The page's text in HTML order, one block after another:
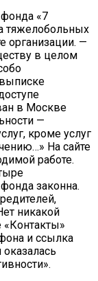
«7
тяжелобольных
организации. —
в целом
в Москве
—
кроме услуг
На сайте
работе.
законна.
никакой
«Контакты»
и ссылка
оказалась